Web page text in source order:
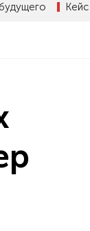
Кейс